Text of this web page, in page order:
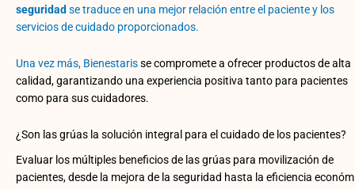
seguridad se traduce en una mejor relación entre el paciente y los
servicios de cuidado proporcionados.
Una vez más, Bienestarisse compromete a ofrecer productos de alta
calidad, garantizando una experiencia positiva tanto para pacientes
como para sus cuidadores.
¿Son las grúas la solución integral para el cuidado de los pacientes?
Evaluar los múltiples beneficios de las grúas para movilización de
pacientes, desde la mejora de la seguridad hasta la eficiencia